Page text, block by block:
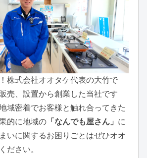
株式会社オオタケ代表の大竹で
売、設置から創業した当社です
域密着でお客様と触れ合ってきた
的に地域の 「なんでも屋さん」 に
いに関するお困りごとはぜひオオ
ださい。